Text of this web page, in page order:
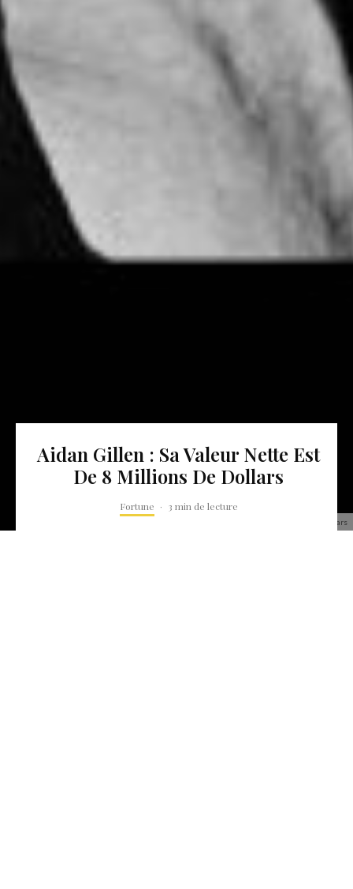
Aidan Gillen : Sa Valeur Nette Est De 8 Millions De Dollars
Aidan Gillen : Sa Valeur Nette Est
De 8 Millions De Dollars
Fortune · 3 min de lecture